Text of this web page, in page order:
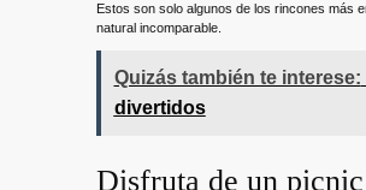
Estos son solo algunos de los rincones más
natural incomparable.
Quizás también te interese:
divertidos
Disfruta de un